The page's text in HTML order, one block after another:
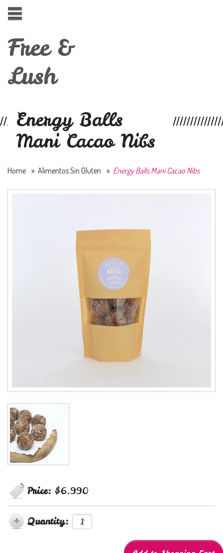
Free &
Lush
Energy Balls
Mani Cacao Nibs
Home » Alimentos Sin Gluten » Energy Balls Mani Cacao Nibs
Price: $6.990
Quantity: